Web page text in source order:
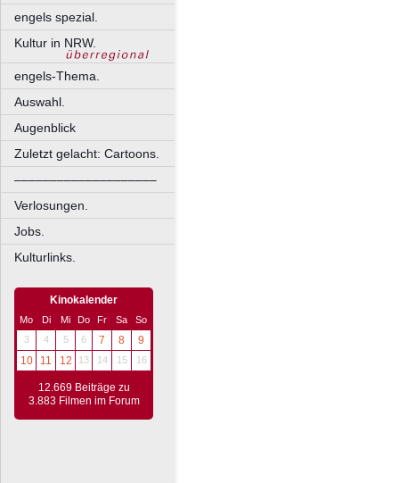
engels spezial.
Kultur in NRW.
engels-Thema.
Auswahl.
Augenblick
Zuletzt gelacht: Cartoons.
––––––––––––––––––––
Verlosungen.
Jobs.
Kulturlinks.
Kinokalender
Mo Di Mi Do Fr Sa
So
3
4 5 6 7 8
9
10
11 12 13 14 15 16
12.669 Beiträge zu
3.883 Filmen im Forum